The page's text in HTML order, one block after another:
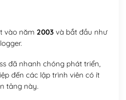
vào năm 2003và bắt đầu như
đã nhanh chóng phát triển,
đến các lập trình viên có ít
tảng này.